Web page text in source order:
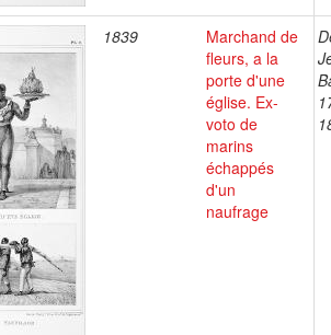
1839
Marchand de
fleurs, a la
porte d'une
église. Ex-
voto de
marins
échappés
d'un
naufrage